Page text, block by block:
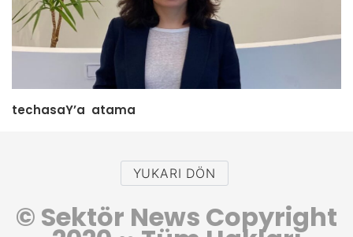
techasaY’a atama
YUKARI DÖN
© Sektör News Copyright